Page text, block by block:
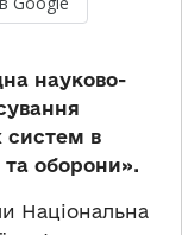
науково-
систем в
та оборони».
Національна